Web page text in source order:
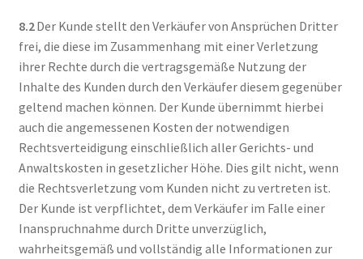
8.2Der Kunde stellt den Verkäufer von Ansprüchen Dritter
frei, die diese im Zusammenhang mit einer Verletzung
ihrer Rechte durch die vertragsgemäße Nutzung der
Inhalte des Kunden durch den Verkäufer diesem gegenüber
geltend machen können. Der Kunde übernimmt hierbei
auch die angemessenen Kosten der notwendigen
Rechtsverteidigung einschließlich aller Gerichts- und
Anwaltskosten in gesetzlicher Höhe. Dies gilt nicht, wenn
die Rechtsverletzung vom Kunden nicht zu vertreten ist.
Der Kunde ist verpflichtet, dem Verkäufer im Falle einer
Inanspruchnahme durch Dritte unverzüglich,
wahrheitsgemäß und vollständig alle Informationen zur